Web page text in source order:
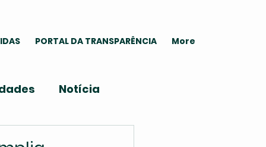
PORTAL DA TRANSPARÊNCIA More
Notícia